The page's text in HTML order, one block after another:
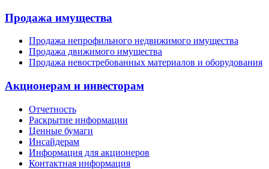
Продажа имущества
Продажа непрофильного недвижимого имущества
Продажа движимого имущества
Продажа невостребованных материалов и оборудования
Акционерам и инвесторам
Отчетность
Раскрытие информации
Ценные бумаги
Инсайдерам
Информация для акционеров
Контактная информация